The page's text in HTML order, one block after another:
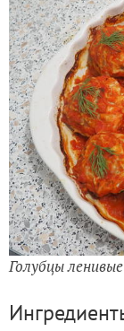
Голубцы ленивые